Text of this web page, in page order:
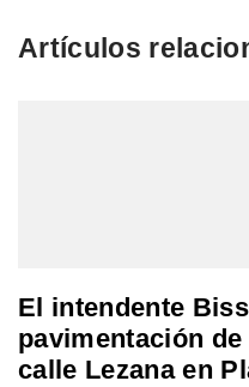
Artículos
El intendente
pavimentación
calle Lezana en